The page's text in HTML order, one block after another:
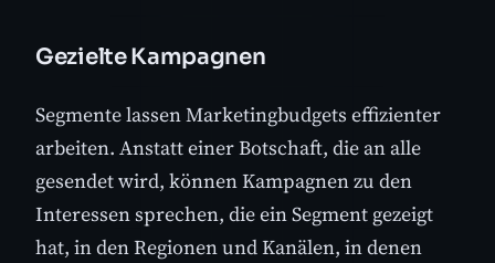
Gezielte Kampagnen
Segmente lassen Marketingbudgets effizienter
arbeiten. Anstatt einer Botschaft, die an alle
gesendet wird, können Kampagnen zu den
Interessen sprechen, die ein Segment gezeigt
hat, in den Regionen und Kanälen, in denen